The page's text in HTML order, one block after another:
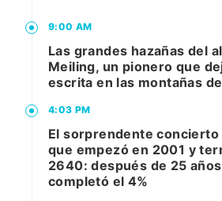
9:00 AM
Las grandes hazañas del
Meiling, un pionero que
escrita en las montañas
4:03 PM
El sorprendente concierto
que empezó en 2001 y
2640: después de 25
completó el 4%